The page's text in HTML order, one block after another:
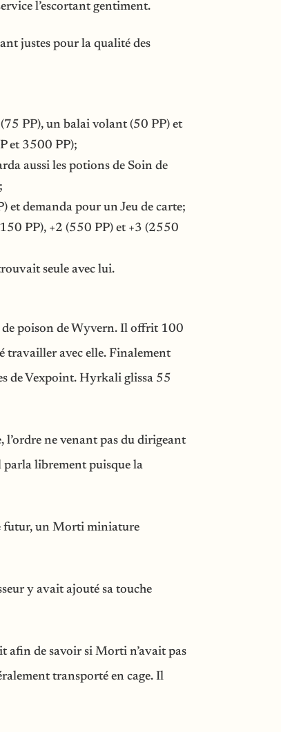
l’escortant gentiment.
justes pour la qualité des
PP), un balai volant (50 PP) et
et 3500 PP);
aussi les potions de Soin de
et demanda pour un Jeu de carte;
PP), +2 (550 PP) et +3 (2550
seule avec lui.
de poison de Wyvern. Il offrit 100
travailler avec elle. Finalement
de Vexpoint. Hyrkali glissa 55
l’ordre ne venant pas du dirigeant
parla librement puisque la
futur, un Morti miniature
y avait ajouté sa touche
afin de savoir si Morti n’avait pas
transporté en cage. Il